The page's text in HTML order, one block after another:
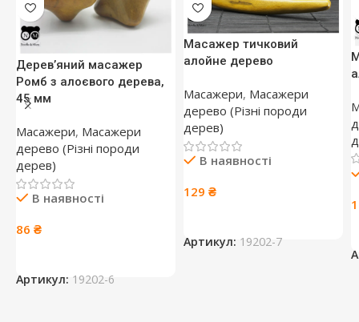
Дерев’яний масажер
Ромб з алоєвого дерева,
45 мм
Масажери, Масажери
дерево (Різні породи
дерев)
В наявності
86 ₴
Артикул: 19202-6
Масажер тичковий
алойне дерево
Масажери, Масажери
дерево (Різні породи
дерев)
В наявності
129 ₴
Артикул: 19202-7